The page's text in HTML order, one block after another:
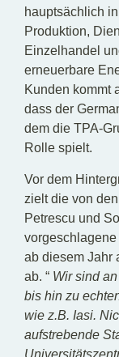
hauptsächlich
Produktion,
Einzelhandel
erneuerbare
Kunden kommt
dass der
dem die TPA-
Rolle spielt.
Vor dem
zielt die von
Petrescu und
ab diesem Jahr
ab. “ Wir sind
bis hin zu
wie z.B. Iasi.
aufstrebende